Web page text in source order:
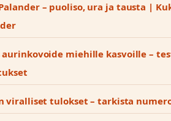
– puoliso, ura ja tausta |
aurinkovoide miehille kasvoille –
viralliset tulokset – tarkista